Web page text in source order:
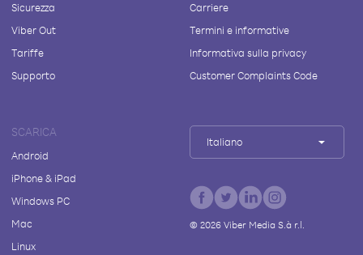
Sicurezza
Viber Out
Tariffe
Supporto
Carriere
Termini e informative
Informativa sulla privacy
Customer Complaints Code
SCARICA
Android
iPhone & iPad
Windows PC
Mac
Linux
Italiano
© 2026Viber Media S.à r.l.